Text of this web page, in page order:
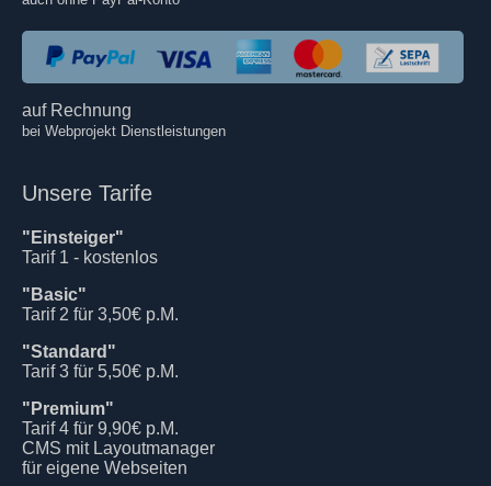
auf Rechnung
bei Webprojekt Dienstleistungen
Unsere Tarife
"Einsteiger"
Tarif 1 - kostenlos
"Basic"
Tarif 2 für 3,50€ p.M.
"Standard"
Tarif 3 für 5,50€ p.M.
"Premium"
Tarif 4 für 9,90€ p.M.
CMS mit Layoutmanager
für eigene Webseiten